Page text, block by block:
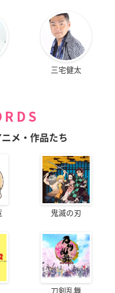
三宅健太
メ・作品たち
鬼滅の刃
刀剣乱舞